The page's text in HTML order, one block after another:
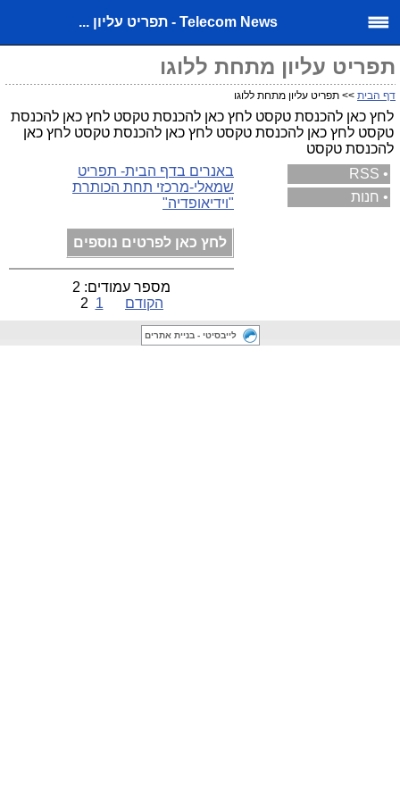
Telecom News - תפריט עליון ...
תפריט עליון מתחת ללוגו
דף הבית >> תפריט עליון מתחת ללוגו
לחץ כאן להכנסת טקסט לחץ כאן להכנסת טקסט לחץ כאן להכנסת
טקסט לחץ כאן להכנסת טקסט לחץ כאן להכנסת טקסט לחץ כאן
להכנסת טקסט
•
RSS
• חנות
באנרים בדף הבית- תפריט
שמאלי-מרכזי תחת הכותרת
"וידיאופדיה"
לחץ כאן לפרטים נוספים
מספר עמודים: 2
הקודם
1
2
לייבסיטי - בניית אתרים